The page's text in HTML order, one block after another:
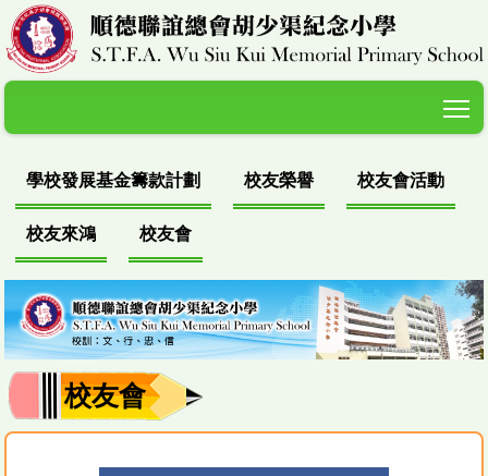
學校發展基金籌款計劃 校友榮譽 校友會活動
校友來鴻 校友會
校友會